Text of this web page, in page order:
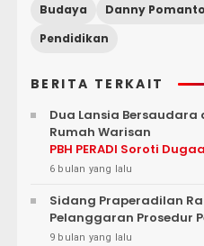
Budaya Danny Pomanto
Pendidikan
BERITA TERKAIT
Dua Lansia
Rumah Warisan
PBH PERADI Soroti
6 bulan yang lalu
Sidang Praperadilan
Pelanggaran Prosedur
9 bulan yang lalu